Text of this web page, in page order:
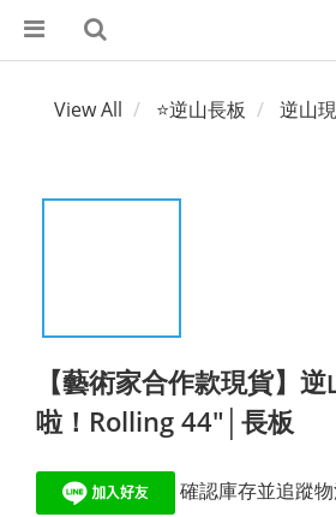
View All ⭐逆山長板 逆山
【藝術家合作款現貨】
啦！Rolling 44"│長板
確認庫存並追蹤物